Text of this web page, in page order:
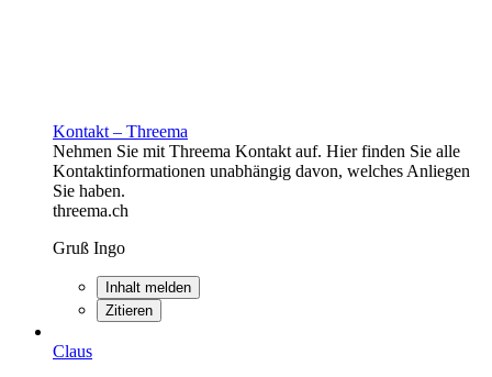
Kontakt – Threema
Nehmen Sie mit Threema Kontakt auf. Hier finden Sie alle
Kontaktinformationen unabhängig davon, welches Anliegen
Sie haben.
threema.ch
Gruß Ingo
Inhalt melden
Zitieren
Claus